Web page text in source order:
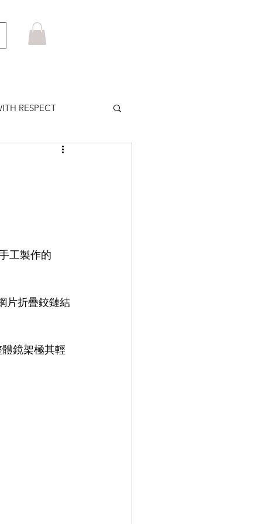
RESPECT
BROWNE
LEOWL IN EYE
工製作的
片折疊鉸鏈結
鏡架極其輕